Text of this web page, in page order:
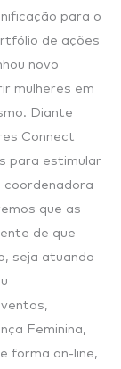
para o
de ações
novo
mulheres em
Diante
Connect
para estimular
coordenadora
que as
de que
seja atuando
Feminina,
forma on-line,